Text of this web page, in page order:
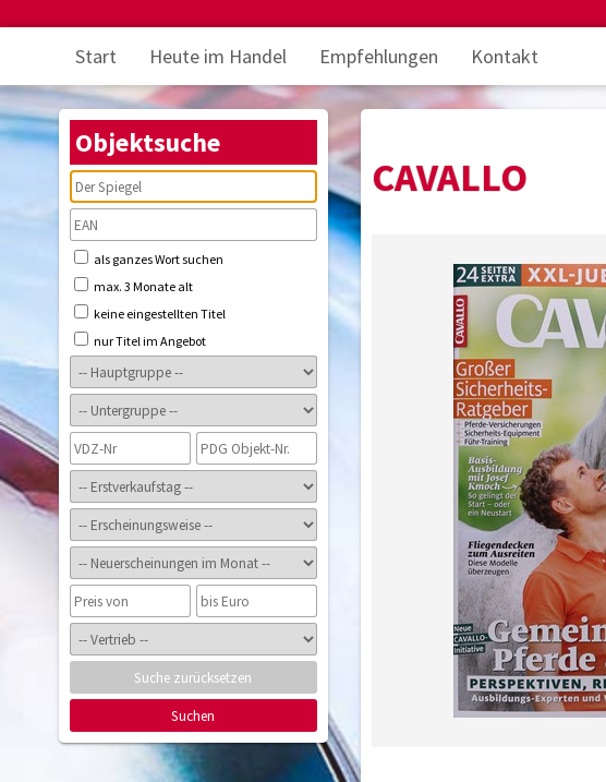
Start Heute im Handel Empfehlungen Kontakt
Objektsuche
als ganzes Wort suchen
max. 3 Monate alt
keine eingestellten Titel
nur Titel im Angebot
Suche zurücksetzen
Suchen
CAVALLO